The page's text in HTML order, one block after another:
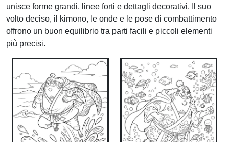
unisce forme grandi, linee forti e dettagli decorativi. Il suo
volto deciso, il kimono, le onde e le pose di combattimento
offrono un buon equilibrio tra parti facili e piccoli elementi
più precisi.